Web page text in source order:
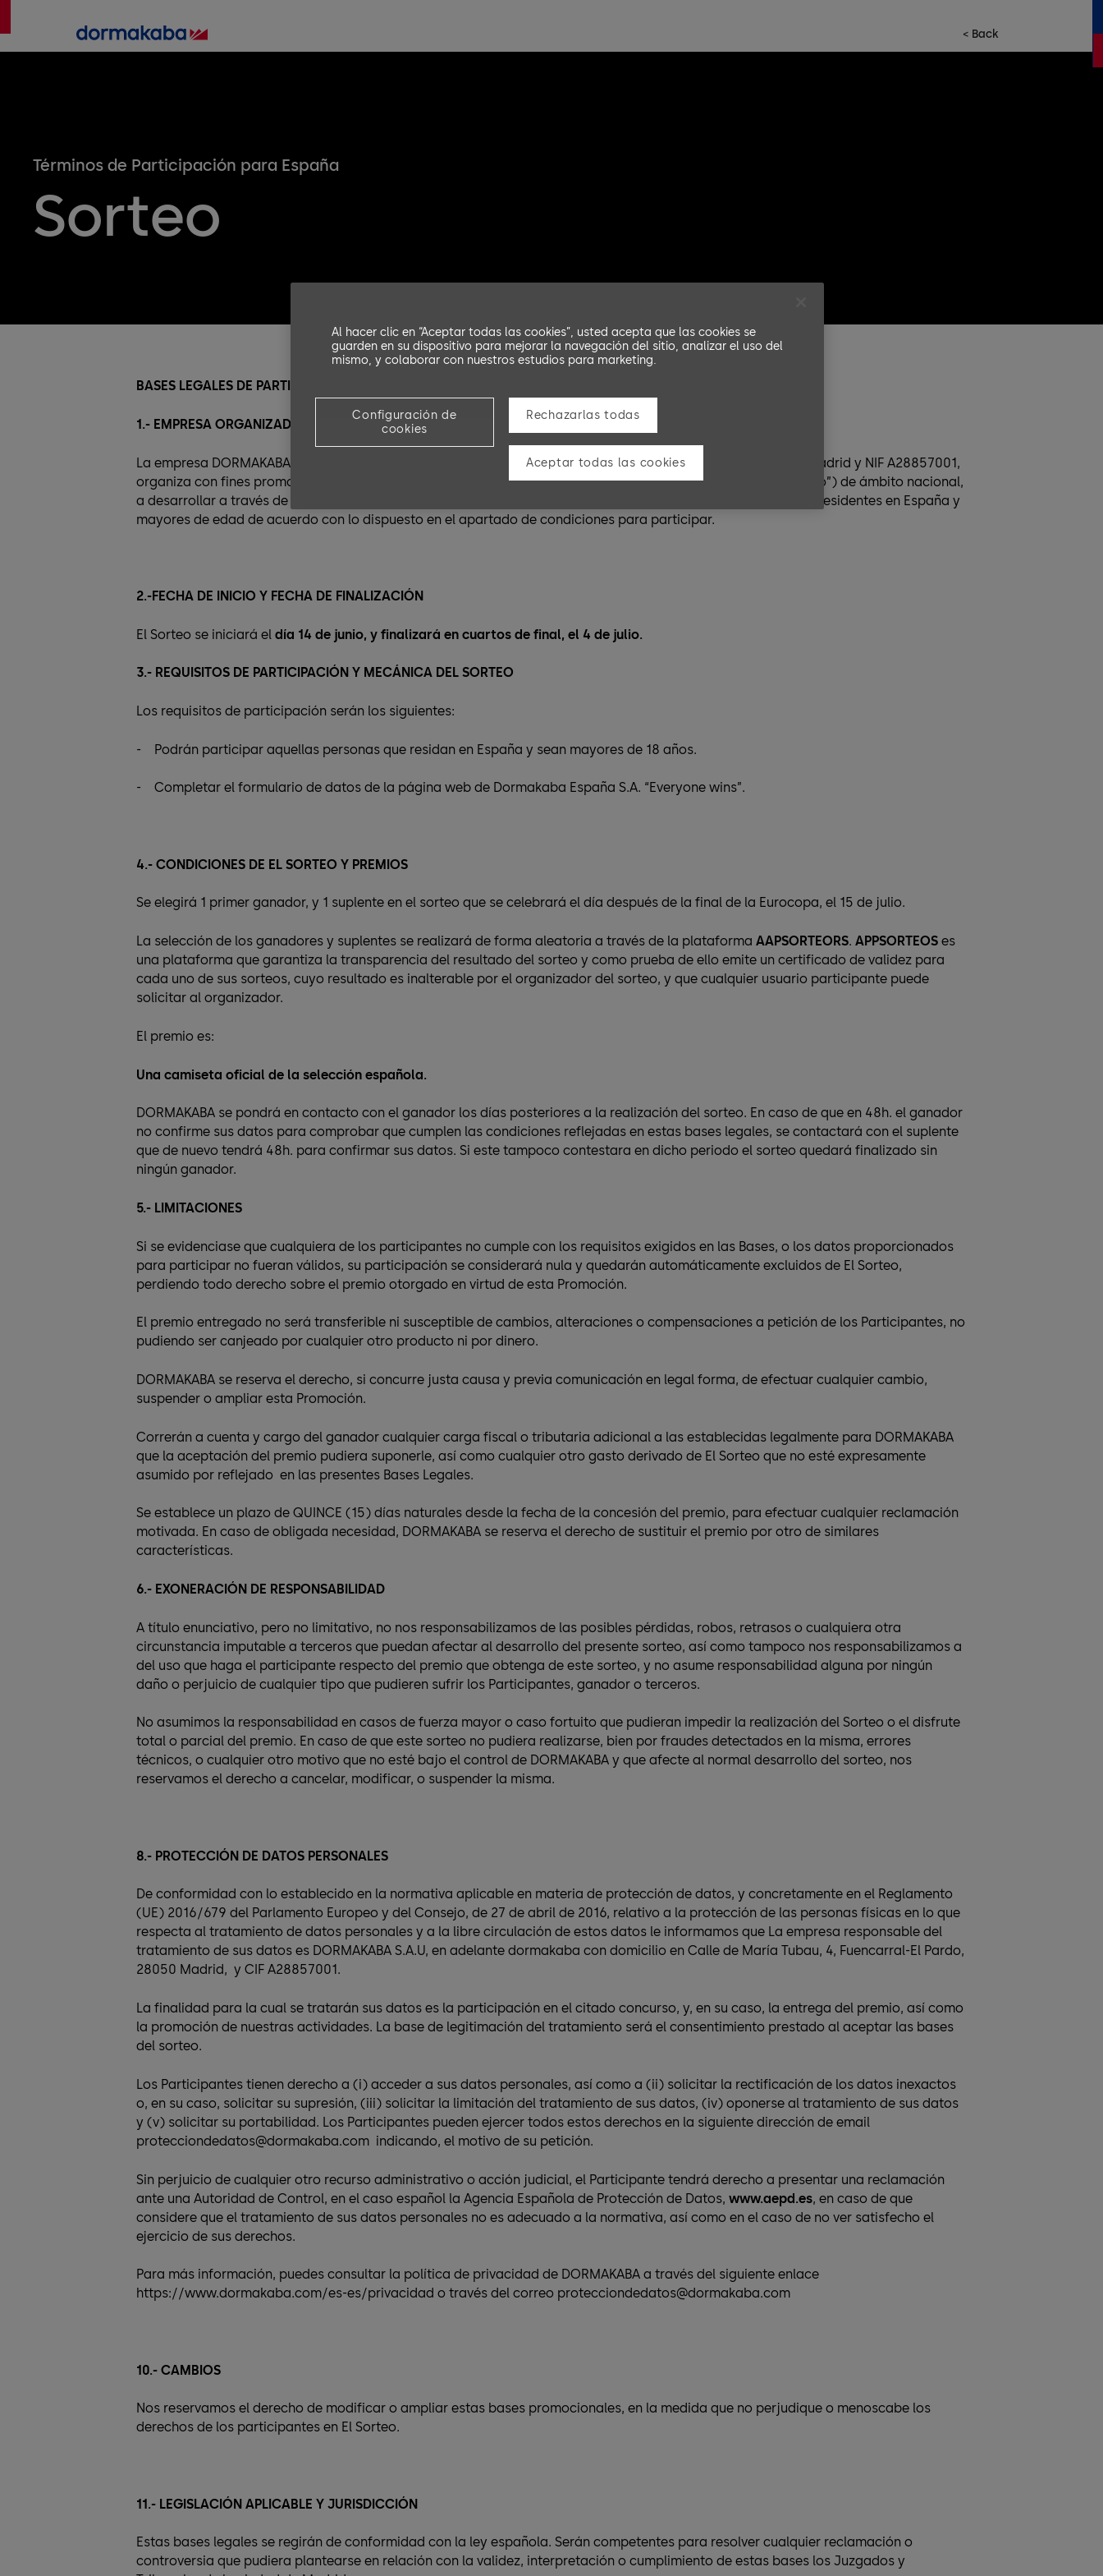
< Back
Términos de Participación para España
Sorteo
BASES LEGALES DE PARTICIPACIÓN EN EL SORTEO
1.- EMPRESA ORGANIZADORA DEL SORTEO
La empresa DORMAKABA ESPAÑA S.A.U., en adelante DORMAKABA con domicilio en C/ María Tubau 4, 28050, Madrid y NIF A28857001,
organiza con fines promocionales
el sorteo de una camiseta de la selección de España(en adelante, “El Sorteo”) de ámbito nacional,
a desarrollar a través de la página web
, exclusivo para usuarios residentes en España y
mayores de edad de acuerdo con lo dispuesto en el apartado de condiciones para participar.
2.-FECHA DE INICIO Y FECHA DE FINALIZACIÓN
El Sorteo se iniciará eldía 14 de junio, y finalizará en cuartos de final, el 4 de julio.
3.- REQUISITOS DE PARTICIPACIÓN Y MECÁNICA DEL SORTEO
Los requisitos de participación serán los siguientes:
- Podrán participar aquellas personas que residan en España y sean mayores de 18 años.
- Completar el formulario de datos de la página web de Dormakaba España S.A. “Everyone wins”.
4.- CONDICIONES DE EL SORTEO Y PREMIOS
Se elegirá 1 primer ganador, y 1 suplente en el sorteo que se celebrará el día después de la final de la Eurocopa, el 15 de julio.
La selección de los ganadores y suplentes se realizará de forma aleatoria a través de la plataforma AAPSORTEORS. APPSORTEOS es
una plataforma que garantiza la transparencia del resultado del sorteo y como prueba de ello emite un certificado de validez para
cada uno de sus sorteos, cuyo resultado es inalterable por el organizador del sorteo, y que cualquier usuario participante puede
solicitar al organizador.
El premio es:
Una camiseta oficial de la selección española.
DORMAKABA se pondrá en contacto con el ganador los días posteriores a la realización del sorteo. En caso de que en 48h. el ganador
no confirme sus datos para comprobar que cumplen las condiciones reflejadas en estas bases legales, se contactará con el suplente
que de nuevo tendrá 48h. para confirmar sus datos. Si este tampoco contestara en dicho periodo el sorteo quedará finalizado sin
ningún ganador.
5.- LIMITACIONES
Si se evidenciase que cualquiera de los participantes no cumple con los requisitos exigidos en las Bases, o los datos proporcionados
para participar no fueran válidos, su participación se considerará nula y quedarán automáticamente excluidos de El Sorteo,
perdiendo todo derecho sobre el premio otorgado en virtud de esta Promoción.
El premio entregado no será transferible ni susceptible de cambios, alteraciones o compensaciones a petición de los Participantes, no
pudiendo ser canjeado por cualquier otro producto ni por dinero.
DORMAKABA se reserva el derecho, si concurre justa causa y previa comunicación en legal forma, de efectuar cualquier cambio,
suspender o ampliar esta Promoción.
Correrán a cuenta y cargo del ganador cualquier carga fiscal o tributaria adicional a las establecidas legalmente para DORMAKABA
que la aceptación del premio pudiera suponerle, así como cualquier otro gasto derivado de El Sorteo que no esté expresamente
asumido por reflejado en las presentes Bases Legales.
Se establece un plazo de QUINCE (15) días naturales desde la fecha de la concesión del premio, para efectuar cualquier reclamación
motivada. En caso de obligada necesidad, DORMAKABA se reserva el derecho de sustituir el premio por otro de similares
características.
6.- EXONERACIÓN DE RESPONSABILIDAD
A título enunciativo, pero no limitativo, no nos responsabilizamos de las posibles pérdidas, robos, retrasos o cualquiera otra
circunstancia imputable a terceros que puedan afectar al desarrollo del presente sorteo, así como tampoco nos responsabilizamos a
del uso que haga el participante respecto del premio que obtenga de este sorteo, y no asume responsabilidad alguna por ningún
daño o perjuicio de cualquier tipo que pudieren sufrir los Participantes, ganador o terceros.
No asumimos la responsabilidad en casos de fuerza mayor o caso fortuito que pudieran impedir la realización del Sorteo o el disfrute
total o parcial del premio. En caso de que este sorteo no pudiera realizarse, bien por fraudes detectados en la misma, errores
técnicos, o cualquier otro motivo que no esté bajo el control de DORMAKABA y que afecte al normal desarrollo del sorteo, nos
reservamos el derecho a cancelar, modificar, o suspender la misma.
8.- PROTECCIÓN DE DATOS PERSONALES
De conformidad con lo establecido en la normativa aplicable en materia de protección de datos, y concretamente en el Reglamento
(UE) 2016/679 del Parlamento Europeo y del Consejo, de 27 de abril de 2016, relativo a la protección de las personas físicas en lo que
respecta al tratamiento de datos personales y a la libre circulación de estos datos le informamos que La empresa responsable del
tratamiento de sus datos es DORMAKABA S.A.U, en adelante dormakaba con domicilio en Calle de María Tubau, 4, Fuencarral-El Pardo,
28050 Madrid, y CIF A28857001.
La finalidad para la cual se tratarán sus datos es la participación en el citado concurso, y, en su caso, la entrega del premio, así como
la promoción de nuestras actividades. La base de legitimación del tratamiento será el consentimiento prestado al aceptar las bases
del sorteo.
Los Participantes tienen derecho a (i) acceder a sus datos personales, así como a (ii) solicitar la rectificación de los datos inexactos
o, en su caso, solicitar su supresión, (iii) solicitar la limitación del tratamiento de sus datos, (iv) oponerse al tratamiento de sus datos
y (v) solicitar su portabilidad. Los Participantes pueden ejercer todos estos derechos en la siguiente dirección de email
protecciondedatos@dormakaba.com indicando, el motivo de su petición.
Sin perjuicio de cualquier otro recurso administrativo o acción judicial, el Participante tendrá derecho a presentar una reclamación
ante una Autoridad de Control, en el caso español la Agencia Española de Protección de Datos, www.aepd.es, en caso de que
considere que el tratamiento de sus datos personales no es adecuado a la normativa, así como en el caso de no ver satisfecho el
ejercicio de sus derechos.
Para más información, puedes consultar la política de privacidad de DORMAKABA a través del siguiente enlace
https://www.dormakaba.com/es-es/privacidad o través del correo protecciondedatos@dormakaba.com
10.- CAMBIOS
Nos reservamos el derecho de modificar o ampliar estas bases promocionales, en la medida que no perjudique o menoscabe los
derechos de los participantes en El Sorteo.
11.- LEGISLACIÓN APLICABLE Y JURISDICCIÓN
Estas bases legales se regirán de conformidad con la ley española. Serán competentes para resolver cualquier reclamación o
controversia que pudiera plantearse en relación con la validez, interpretación o cumplimiento de estas bases los Juzgados y
Al hacer clic en “Aceptar todas las cookies”, usted acepta que las cookies se
guarden en su dispositivo para mejorar la navegación del sitio, analizar el uso del
mismo, y colaborar con nuestros estudios para marketing.
Configuración de
cookies
Rechazarlas todas
Aceptar todas las cookies